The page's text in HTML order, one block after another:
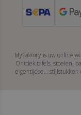
MyFaktory is uw online
Ontdek tafels, stoelen,
eigentijdse...